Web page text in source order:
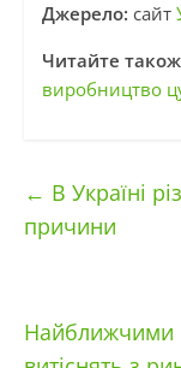
Джерело: сайт
Читайте
виробництво
← В Україні
причини
Найближчими